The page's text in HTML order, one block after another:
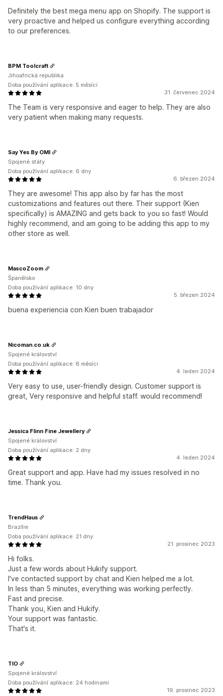
Definitely the best mega menu app on Shopify. The support is
very proactive and helped us configure everything according
to our preferences.
31. červenec 2024
The Team is very responsive and eager to help. They are also
very patient when making many requests.
BPM Toolcraft
Jihoafrická republika
Doba používání aplikace: 5 měsíci
6. březen 2024
They are awesome! This app also by far has the most
customizations and features out there. Their support (Kien
specifically) is AMAZING and gets back to you so fast! Would
highly recommend, and am going to be adding this app to my
other store as well.
Say Yes By OMI
Spojené státy
Doba používání aplikace: 6 dny
5. březen 2024
buena experiencia con Kien buen trabajador
MascoZoom
Španělsko
Doba používání aplikace: 10 dny
4. leden 2024
Very easy to use, user-friendly design. Customer support is
great, Very responsive and helpful staff. would recommend!
Nicoman.co.uk
Spojené království
Doba používání aplikace: 8 měsíci
4. leden 2024
Great support and app. Have had my issues resolved in no
time. Thank you.
Jessica Flinn Fine Jewellery
Spojené království
Doba používání aplikace: 2 dny
21. prosinec 2023
Hi folks.
Just a few words about Hukify support.
I've contacted support by chat and Kien helped me a lot.
In less than 5 minutes, everything was working perfectly.
Fast and precise.
Thank you, Kien and Hukify.
Your support was fantastic.
That's it.
TrendHaus
Brazílie
Doba používání aplikace: 21 dny
19. prosinec 2023
TIO
Spojené království
Doba používání aplikace: 24 hodinami